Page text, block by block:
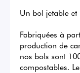
Un bol jetable et
Fabriquées à
production de
nos bols sont
compostables.